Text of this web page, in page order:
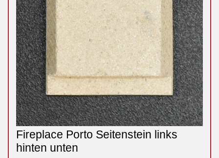
Fireplace Porto Seitenstein links
hinten unten